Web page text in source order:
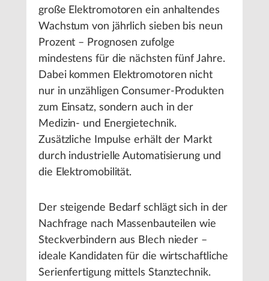
große Elektromotoren ein anhaltendes
Wachstum von jährlich sieben bis neun
Prozent – Prognosen zufolge
mindestens für die nächsten fünf Jahre.
Dabei kommen Elektromotoren nicht
nur in unzähligen Consumer-Produkten
zum Einsatz, sondern auch in der
Medizin- und Energietechnik.
Zusätzliche Impulse erhält der Markt
durch industrielle Automatisierung und
die Elektromobilität.
Der steigende Bedarf schlägt sich in der
Nachfrage nach Massenbauteilen wie
Steckverbindern aus Blech nieder –
ideale Kandidaten für die wirtschaftliche
Serienfertigung mittels Stanztechnik.